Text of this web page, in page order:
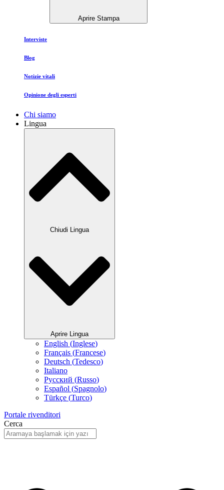
Aprire Stampa
Interviste
Blog
Notizie vitali
Opinione degli esperti
Chi siamo
Lingua
Chiudi Lingua
Aprire Lingua
English (Inglese)
Français (Francese)
Deutsch (Tedesco)
Italiano
Русский (Russo)
Español (Spagnolo)
Türkçe (Turco)
Portale rivenditori
Cerca